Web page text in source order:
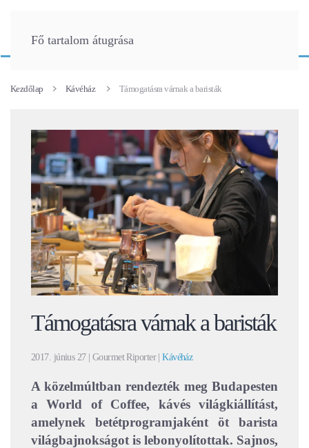
Fő tartalom átugrása
Kezdőlap Kávéház Támogatásra várnak a baristák
Támogatásra várnak a baristák
2017. június 27| Gourmet Riporter |Kávéház
A közelmúltban rendezték meg Budapesten
a World of Coffee, kávés világkiállítást,
amelynek betétprogramjaként öt barista
világbajnokságot is lebonyolítottak. Sajnos,